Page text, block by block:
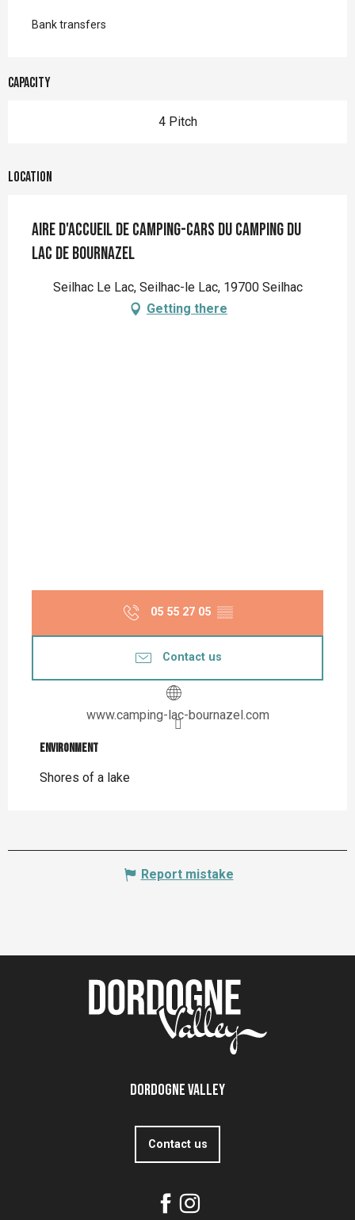
Bank transfers
Capacity
4 Pitch
Location
Aire d'accueil de camping-cars du camping du
lac de Bournazel
Seilhac Le Lac, Seilhac-le Lac, 19700 Seilhac
Getting there
05 55 27 05 ▒▒
Contact us
www.camping-lac-bournazel.com
Environment
Environment
Shores of a lake
Report mistake
Dordogne Valley
Contact us